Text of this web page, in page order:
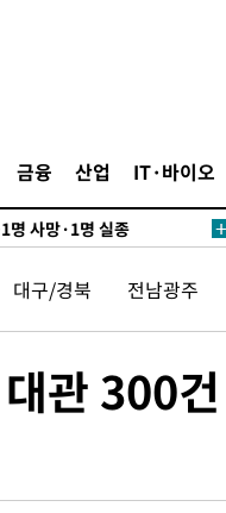
금융 산업 IT·바이오
명 돌파
기고 담벼락 붕괴
새 만에 숨진 채 발견
명 사망·1명 실종
…쇄신의 기회로 삼겠다"
"실망과 걱정 안겨드려 죄
스닥 1.3%↑
꼈고, 많은 트로피 원해 아
지역엔 호의주의보
대구/경북 전남광주
대관 300